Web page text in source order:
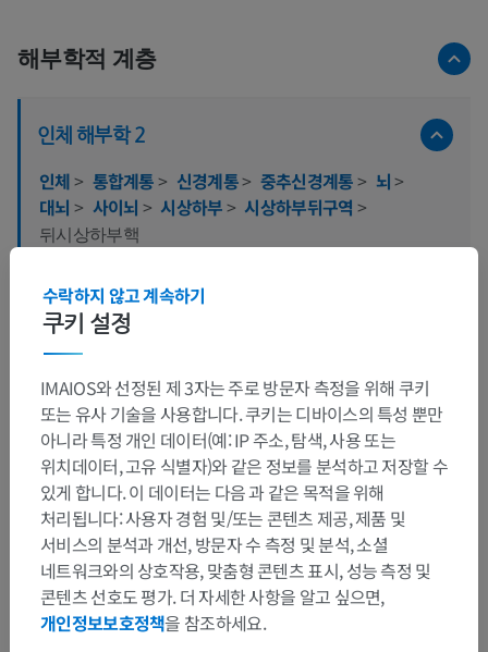
해부학적 계층
인체 해부학 2
인체> 통합계통> 신경계통> 중추신경계통> 뇌>
대뇌 > 사이뇌 > 시상하부> 시상하부뒤구역 >
뒤시상하부핵
하위 구조:이 부위는 하위 해부 구조가 없습니다
인체 신경 해부학
번역
쿠키 설정
수락하지 않고 계속하기
IMAIOS와 선정된 제 3자는 주로 방문자 측정을 위해 쿠키
또는 유사 기술을 사용합니다. 쿠키는 디바이스의 특성 뿐만
아니라 특정 개인 데이터(예: IP 주소, 탐색, 사용 또는
위치데이터, 고유 식별자)와 같은 정보를 분석하고 저장할 수
있게 합니다. 이 데이터는 다음 과 같은 목적을 위해
처리됩니다: 사용자 경험 및/또는 콘텐츠 제공, 제품 및
서비스의 분석과 개선, 방문자 수 측정 및 분석, 소셜
네트워크와의 상호작용, 맞춤형 콘텐츠 표시, 성능 측정 및
콘텐츠 선호도 평가. 더 자세한 사항을 알고 싶으면,
개인정보보호정책을 참조하세요.